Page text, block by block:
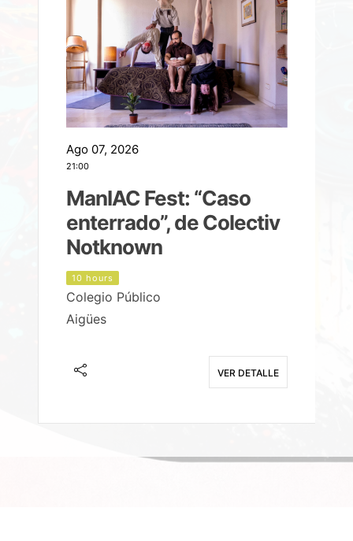
Ago 07, 2026
21:00
ManIAC Fest: “Caso
enterrado”, de Colectiv
Notknown
10 hours
Colegio Público
Aigües
VER DETALLE